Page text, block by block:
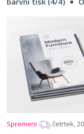
Spremeni četrtek,